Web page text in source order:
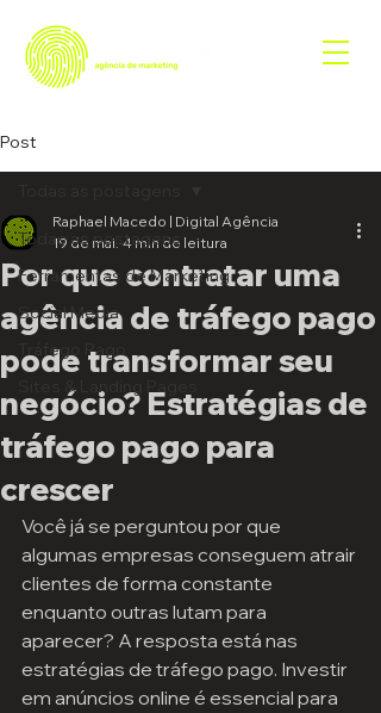
Post
Todas as postagens
Ferramentas de Marketing
Social Media
Tráfego Pago
Sites & Landing Pages
Por que contratar uma
agência de tráfego pago
pode transformar seu
negócio? Estratégias de
tráfego pago para
crescer
Raphael Macedo | Digital Agência
19 de mai. 4 min de leitura
Você já se perguntou por que
algumas empresas conseguem atrair
clientes de forma constante
enquanto outras lutam para
aparecer? A resposta está nas
estratégias de tráfego pago. Investir
em anúncios online é essencial para